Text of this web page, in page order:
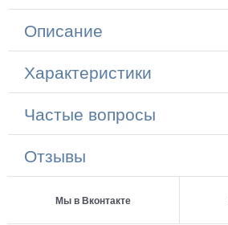
Описание
Характеристики
Частые вопросы
Отзывы
Мы в Вконтакте